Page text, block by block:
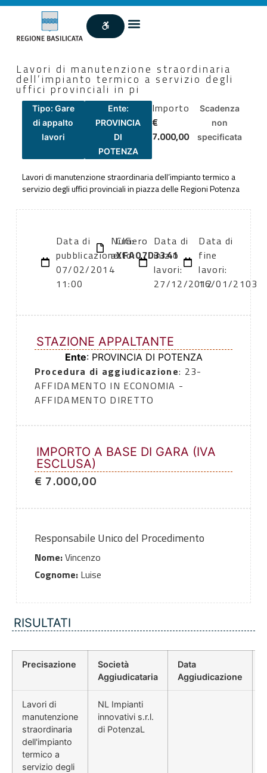
Lavori di manutenzione straordinaria
dell’impianto termico a servizio degli
uffici provinciali in pi
Tipo: Gare
di appalto
lavori
Ente:
PROVINCIA
DI
POTENZA
Importo
€
7.000,00
Scadenza
non
specificata
Lavori di manutenzione straordinaria dell’impianto termico a
servizio degli uffici provinciali in piazza delle Regioni Potenza
Data di
pubblicazione:
07/02/2014
11:00
Numero
atto:
CIG:
XFA07D3341
Data di
inizio
lavori:
27/12/2012
Data di
fine
lavori:
16/01/2103
STAZIONE APPALTANTE
Ente: PROVINCIA DI POTENZA
Procedura di aggiudicazione: 23-
AFFIDAMENTO IN ECONOMIA -
AFFIDAMENTO DIRETTO
IMPORTO A BASE DI GARA (IVA
ESCLUSA)
€ 7.000,00
Responsabile Unico del Procedimento
Nome:Vincenzo
Cognome:Luise
RISULTATI
Precisazione
Società
Aggiudicataria
Data
Aggiudicazione
Lavori di
manutenzione
straordinaria
dell'impianto
termico a
servizio degli
NL Impianti
innovativi s.r.l.
di PotenzaL